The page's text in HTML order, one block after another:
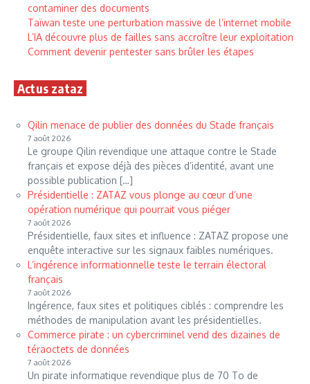
contaminer des documents
Taïwan teste une perturbation massive de l’internet mobile
L’IA découvre plus de failles sans accroître leur exploitation
Comment devenir pentester sans brûler les étapes
Actus zataz
Qilin menace de publier des données du Stade français
7 août 2026
Le groupe Qilin revendique une attaque contre le Stade
français et expose déjà des pièces d’identité, avant une
possible publication […]
Présidentielle : ZATAZ vous plonge au cœur d’une
opération numérique qui pourrait vous piéger
7 août 2026
Présidentielle, faux sites et influence : ZATAZ propose une
enquête interactive sur les signaux faibles numériques.
L’ingérence informationnelle teste le terrain électoral
français
7 août 2026
Ingérence, faux sites et politiques ciblés : comprendre les
méthodes de manipulation avant les présidentielles.
Commerce pirate : un cybercriminel vend des dizaines de
téraoctets de données
7 août 2026
Un pirate informatique revendique plus de 70 To de